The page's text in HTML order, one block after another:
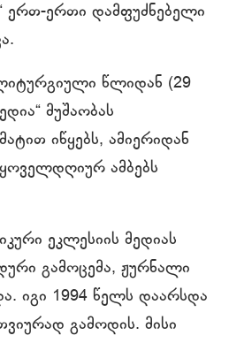
ერთ-ერთი დამფუძნებელი
წლიდან (29
მუშაობას
იწყებს, ამიერიდან
ამბებს
ეკლესიის მედიას
გამოცემა, ჟურნალი
იგი 1994 წელს დაარსდა
გამოდის. მისი